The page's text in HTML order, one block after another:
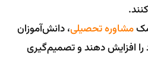
مشاوره تحصیلی، دانش‌آموزان
را افزایش دهند و تصمیم‌گیری